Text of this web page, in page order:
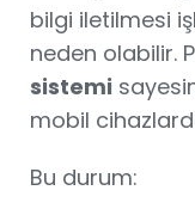
bilgi iletilmesi
neden olabilir.
sistemi
mobil
Bu durum: